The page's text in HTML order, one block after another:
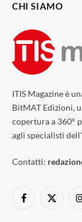
CHI SIAMO
ITIS Magazine è
BitMAT Edizioni,
copertura a 360°
agli specialisti
Contatti:
Facebook
X